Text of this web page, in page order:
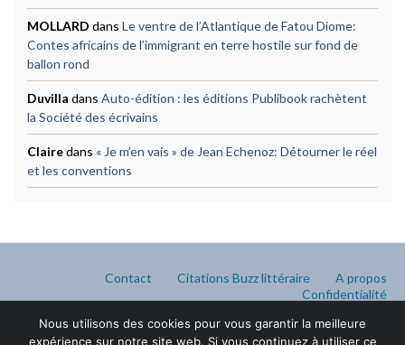
MOLLARD dans Le ventre de l’Atlantique de Fatou Diome:
Contes africains de l’immigrant en terre hostile sur fond de
ballon rond
Duvilla dans Auto-édition : les éditions Publibook rachètent
la Société des écrivains
Clairedans « Je m’en vais » de Jean Echenoz: Détourner le réel
et les conventions
Contact Citations Buzz littéraire
A propos
Confidentialité
Nous utilisons des cookies pour vous garantir la meilleure
expérience sur notre site web. Si vous continuez à utiliser ce